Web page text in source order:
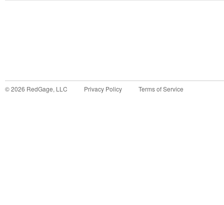
©2026 RedGage, LLC Privacy Policy Terms of Service